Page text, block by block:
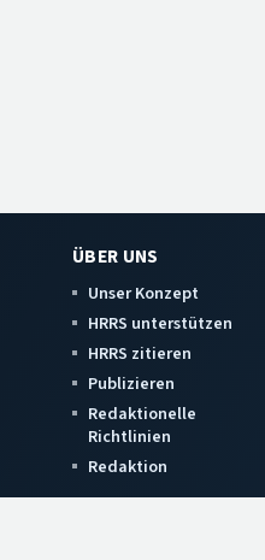
ÜBER UNS
Unser Konzept
HRRS unterstützen
HRRS zitieren
Publizieren
Redaktionelle
Richtlinien
Redaktion